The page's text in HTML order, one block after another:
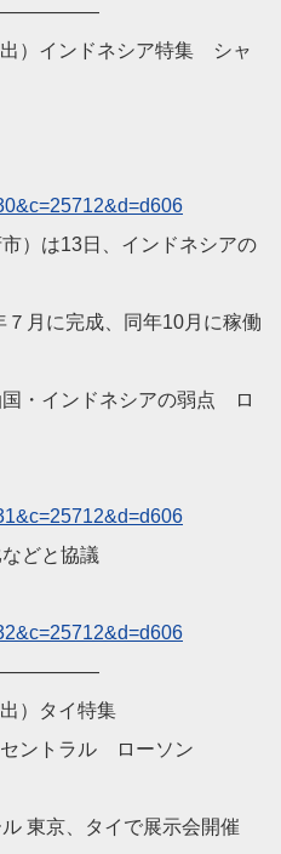
）インドネシア特集 シャ
）は13日、インドネシアの
月に完成、同年10月に稼働
・インドネシアの弱点 ロ
どと協議
）タイ特集
ントラル ローソン
東京、タイで展示会開催